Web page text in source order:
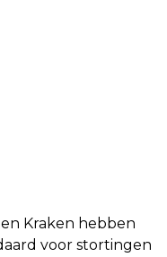
Kraken hebben
voor stortingen